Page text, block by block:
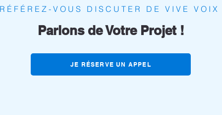
VOUS DISCUTER DE VIVE
Parlons de Votre Projet !
JE RÉSERVE UN APPEL